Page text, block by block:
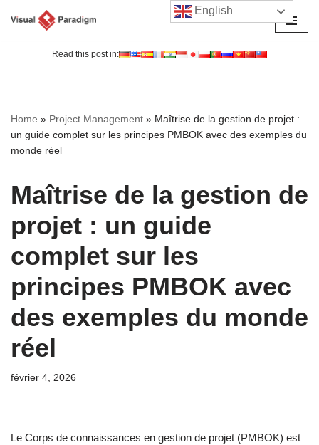
Read this post in:
Home » Project Management » Maîtrise de la gestion de projet :
un guide complet sur les principes PMBOK avec des exemples du
monde réel
Maîtrise de la gestion de
projet : un guide
complet sur les
principes PMBOK avec
des exemples du monde
réel
février 4, 2026
Le Corps de connaissances en gestion de projet (PMBOK) est
English